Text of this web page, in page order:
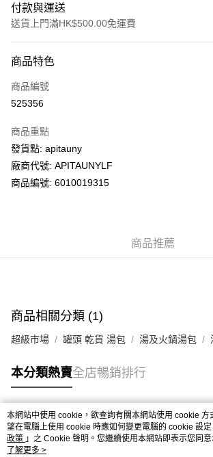
付款與運送
送貨上門滿HK$500.00免運費
信用卡
AlipayHK
WeChat Pay
送貨方式
每筆HK$50.00，滿HK$200.00或以上免運費
UNY 門市自取
商品特色
商品編號
525356
商品重點
發貨點: apitauny
廠商代號: APITAUNYLF
商品編號: 6010019315
商品推薦
商品相關分類 (1)
超級市場 罐頭 乾貨 湯包 湯及火鍋湯包
本分類熱賣全店暢銷排行
熱門標籤
熱銷排行
本網站中使用 cookie，欲查詢有關本網站使用 cookie 方
望在電腦上使用 cookie 時應如何變更電腦的 cookie 設定
政策 」之 Cookie 聲明。您繼續使用本網站即表示您同
條款之 Cookie 聲明使用 cookie。
了解更多 >